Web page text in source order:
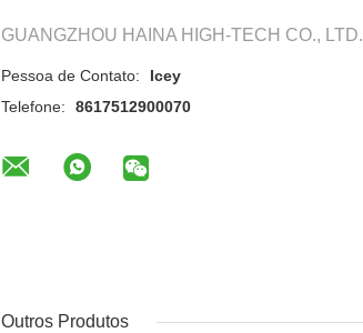
GUANGZHOU HAINA HIGH-TECH CO., LTD.
Pessoa de Contato:
Icey
Telefone:
8617512900070
Outros Produtos